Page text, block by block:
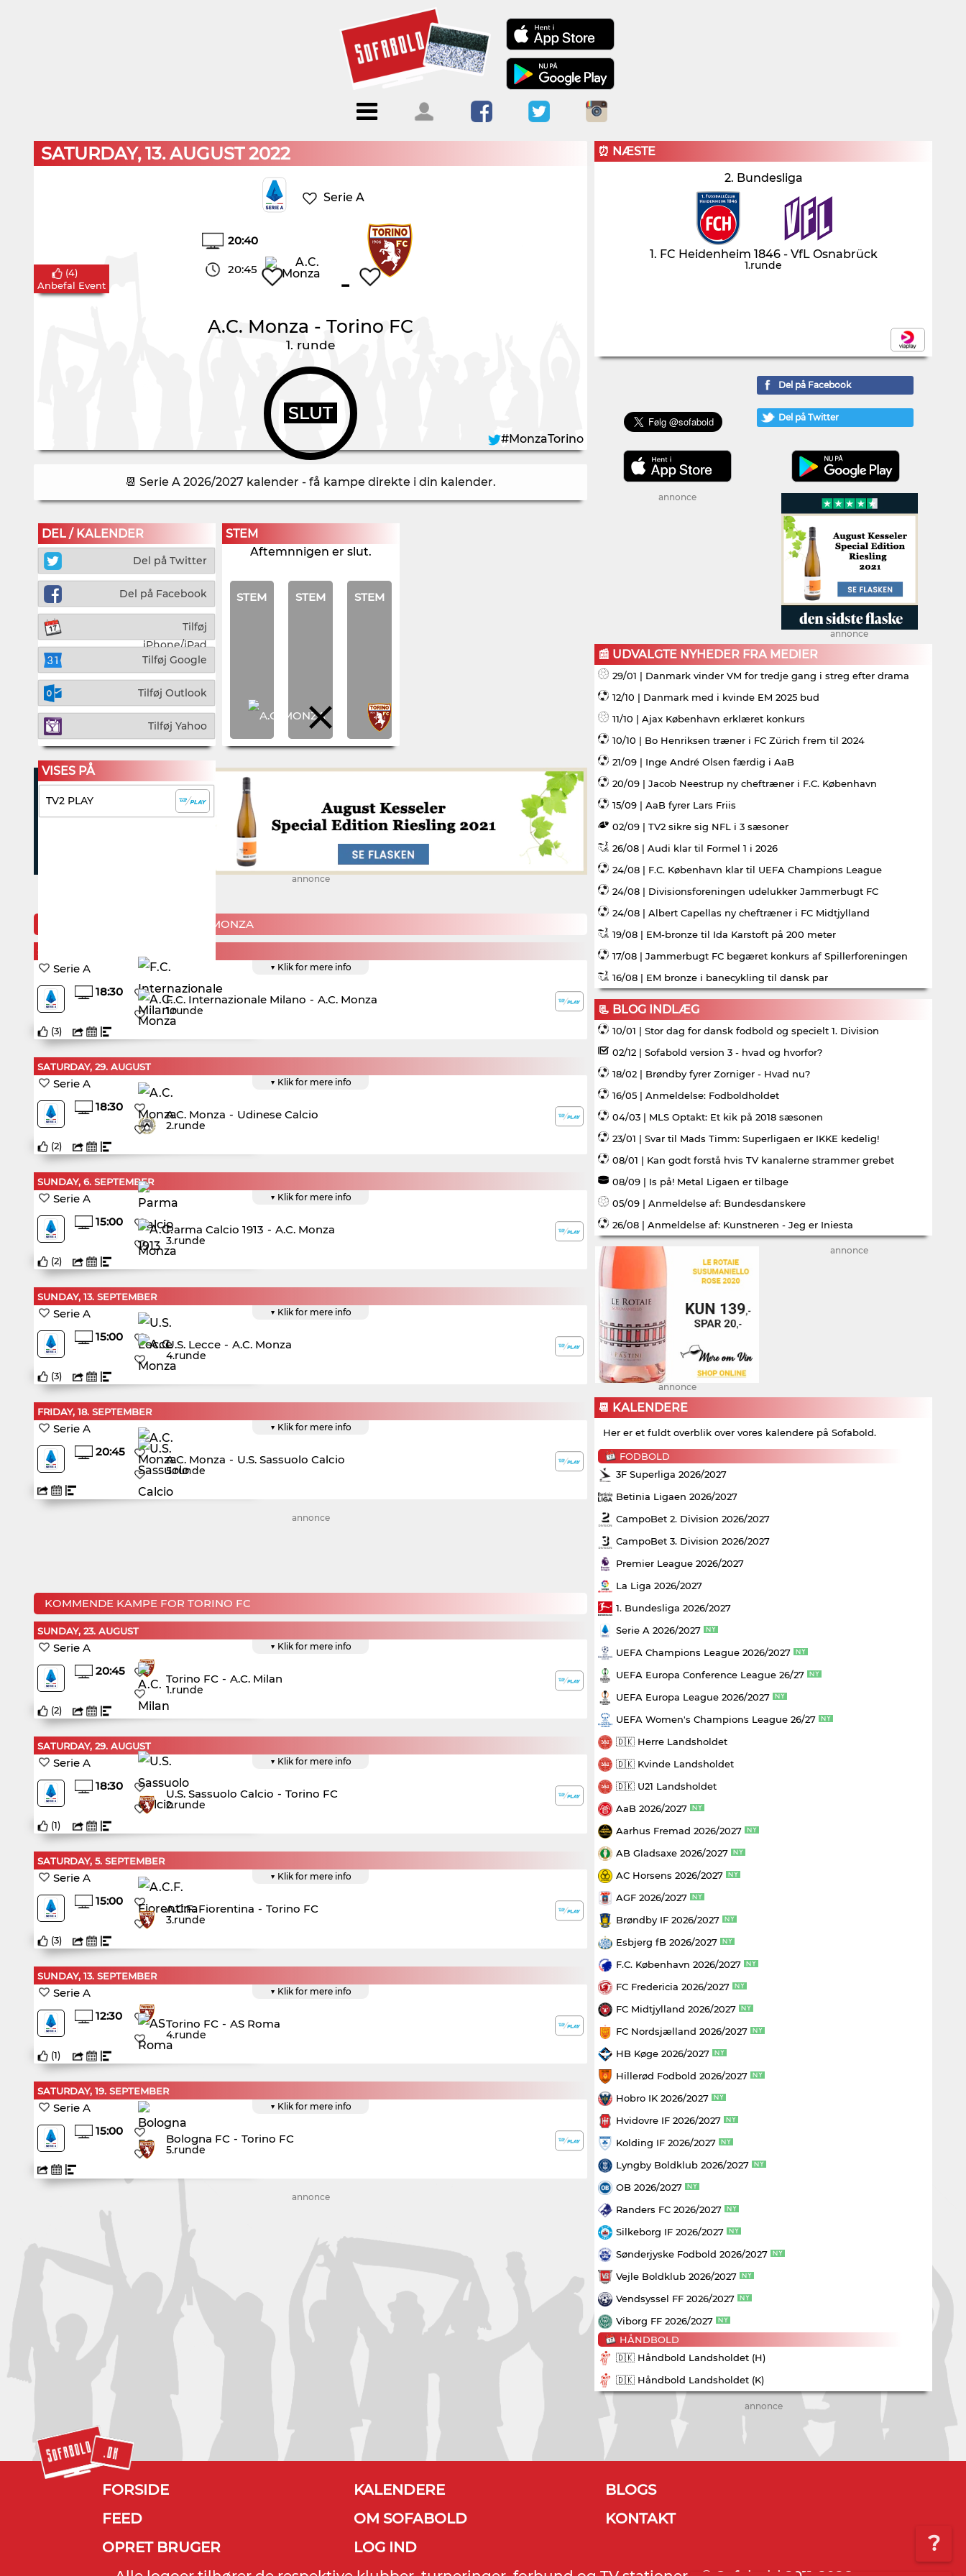
Menu
Forside Kalendere
Blogs
Om
Sofabold
Log ind
?
SATURDAY, 13. AUGUST 2022
Serie A
20:40
20:45 -
A.C. Monza - Torino FC
1. runde
SLUT
(4)
Anbefal Event
#MonzaTorino
📆 Serie A 2026/2027 kalender - få kampe direkte i din kalender.
DEL / KALENDER
Del på Twitter
Del på Facebook
Tilføj
iPhone/iPad
Tilføj Google
Tilføj Outlook
Tilføj Yahoo
STEM
Aftemnnigen er slut.
STEM STEM STEM
VISES PÅ
TV2 PLAY
annonce
KOMMENDE KAMPE FOR A.C. MONZA
SATURDAY, 22. AUGUST
▼ Klik for mere info
Serie A
18:30
F.C. Internazionale Milano - A.C. Monza
1.runde
(3)
SATURDAY, 29. AUGUST
▼ Klik for mere info
Serie A
18:30
A.C. Monza - Udinese Calcio
2.runde
(2)
SUNDAY, 6. SEPTEMBER
▼ Klik for mere info
Serie A
15:00
Parma Calcio 1913 - A.C. Monza
3.runde
(2)
SUNDAY, 13. SEPTEMBER
▼ Klik for mere info
Serie A
15:00
U.S. Lecce - A.C. Monza
4.runde
(3)
FRIDAY, 18. SEPTEMBER
▼ Klik for mere info
Serie A
20:45
A.C. Monza - U.S. Sassuolo Calcio
5.runde
annonce
KOMMENDE KAMPE FOR TORINO FC
SUNDAY, 23. AUGUST
▼ Klik for mere info
Serie A
20:45
Torino FC - A.C. Milan
1.runde
(2)
SATURDAY, 29. AUGUST
▼ Klik for mere info
Serie A
18:30
U.S. Sassuolo Calcio - Torino FC
2.runde
(1)
SATURDAY, 5. SEPTEMBER
▼ Klik for mere info
Serie A
15:00
A.C.F. Fiorentina - Torino FC
3.runde
(3)
SUNDAY, 13. SEPTEMBER
▼ Klik for mere info
Serie A
12:30
Torino FC - AS Roma
4.runde
(1)
SATURDAY, 19. SEPTEMBER
▼ Klik for mere info
Serie A
15:00
Bologna FC - Torino FC
5.runde
annonce
⏰ NÆSTE
2. Bundesliga
1. FC Heidenheim 1846 - VfL Osnabrück
1.runde
Del på Facebook
Del på Twitter
annonce
annonce
📰 UDVALGTE NYHEDER FRA MEDIER
29/01 | Danmark vinder VM for tredje gang i streg efter drama
12/10 | Danmark med i kvinde EM 2025 bud
11/10 | Ajax København erklæret konkurs
10/10 | Bo Henriksen træner i FC Zürich frem til 2024
21/09 | Inge André Olsen færdig i AaB
20/09 | Jacob Neestrup ny cheftræner i F.C. København
15/09 | AaB fyrer Lars Friis
02/09 | TV2 sikre sig NFL i 3 sæsoner
26/08 | Audi klar til Formel 1 i 2026
24/08 | F.C. København klar til UEFA Champions League
24/08 | Divisionsforeningen udelukker Jammerbugt FC
24/08 | Albert Capellas ny cheftræner i FC Midtjylland
19/08 | EM-bronze til Ida Karstoft på 200 meter
17/08 | Jammerbugt FC begæret konkurs af Spillerforeningen
16/08 | EM bronze i banecykling til dansk par
📃 BLOG INDLÆG
10/01 | Stor dag for dansk fodbold og specielt 1. Division
02/12 | Sofabold version 3 - hvad og hvorfor?
18/02 | Brøndby fyrer Zorniger - Hvad nu?
16/05 | Anmeldelse: Fodboldholdet
04/03 | MLS Optakt: Et kik på 2018 sæsonen
23/01 | Svar til Mads Timm: Superligaen er IKKE kedelig!
08/01 | Kan godt forstå hvis TV kanalerne strammer grebet
08/09 | Is på! Metal Ligaen er tilbage
05/09 | Anmeldelse af: Bundesdanskere
26/08 | Anmeldelse af: Kunstneren - Jeg er Iniesta
annonce
annonce
📆 KALENDERE
Her er et fuldt overblik over vores kalendere på Sofabold.
FODBOLD
3F Superliga 2026/2027
Betinia Ligaen 2026/2027
CampoBet 2. Division 2026/2027
CampoBet 3. Division 2026/2027
Premier League 2026/2027
La Liga 2026/2027
1. Bundesliga 2026/2027
Serie A 2026/2027
UEFA Champions League 2026/2027
UEFA Europa Conference League 26/27
UEFA Europa League 2026/2027
UEFA Women's Champions League 26/27
🇩🇰 Herre Landsholdet
🇩🇰 Kvinde Landsholdet
🇩🇰 U21 Landsholdet
AaB 2026/2027
Aarhus Fremad 2026/2027
AB Gladsaxe 2026/2027
AC Horsens 2026/2027
AGF 2026/2027
Brøndby IF 2026/2027
Esbjerg fB 2026/2027
F.C. København 2026/2027
FC Fredericia 2026/2027
FC Midtjylland 2026/2027
FC Nordsjælland 2026/2027
HB Køge 2026/2027
Hillerød Fodbold 2026/2027
Hobro IK 2026/2027
Hvidovre IF 2026/2027
Kolding IF 2026/2027
Lyngby Boldklub 2026/2027
OB 2026/2027
Randers FC 2026/2027
Silkeborg IF 2026/2027
Sønderjyske Fodbold 2026/2027
Vejle Boldklub 2026/2027
Vendsyssel FF 2026/2027
Viborg FF 2026/2027
HÅNDBOLD
🇩🇰 Håndbold Landsholdet (H)
🇩🇰 Håndbold Landsholdet (K)
annonce
FORSIDE KALENDERE
BLOGS
FEED
OM SOFABOLD
KONTAKT
OPRET BRUGER
LOG IND